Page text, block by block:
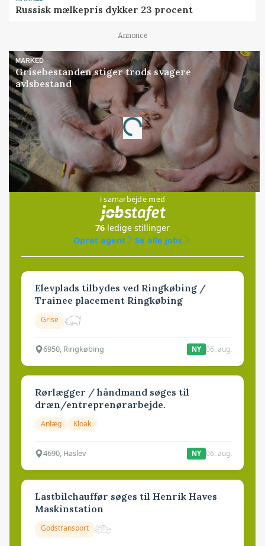
Russisk mælkepris dykker 23 procent
Annonce
MARKED
Grisebestanden stiger trods svagere
avlsbestand
Annonce
Loading...
Jobs
i samarbejde med
76 ledige stillinger
Opret agent
Se alle jobs
Elevplads tilbydes ved Ringkøbing /
Trainee placement Ringkøbing
Grise
6950, Ringkøbing NY 06. aug.
Rørlægger / håndmand søges til
dræn/entreprenørarbejde.
Anlæg Kloak
4690, Haslev NY 06. aug.
Lastbilchauffør søges til Henrik Haves
Maskinstation
Godstransport